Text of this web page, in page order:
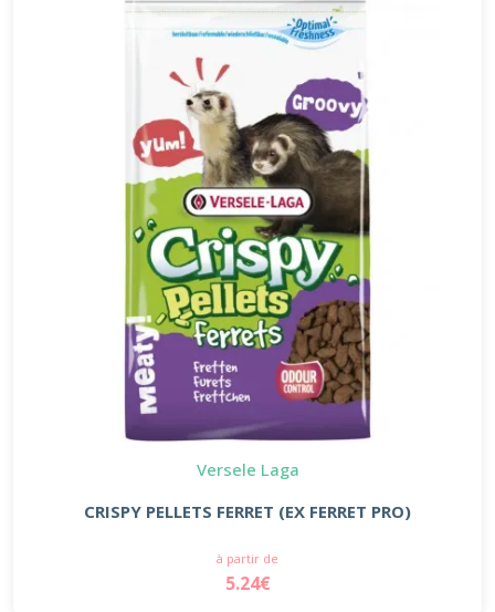
Versele Laga
CRISPY PELLETS FERRET (EX FERRET PRO)
à partir de
5.24€